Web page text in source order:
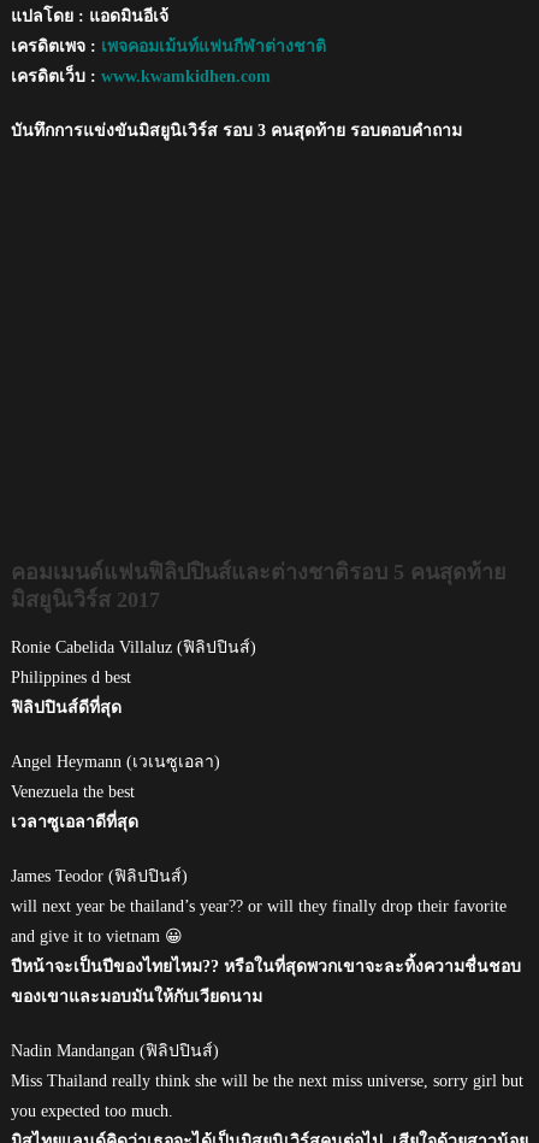
แปลโดย : แอดมินอีเจ้
เครดิตเพจ : เพจคอมเม้นท์แฟนกีฬาต่างชาติ
เครดิตเว็บ : www.kwamkidhen.com
บันทึกการแข่งขันมิสยูนิเวิร์ส รอบ 3 คนสุดท้าย รอบตอบคำถาม
คอมเมนต์แฟนฟิลิปปินส์และต่างชาติรอบ 5 คนสุดท้าย
มิสยูนิเวิร์ส 2017
Ronie Cabelida Villaluz (ฟิลิปปินส์)
Philippines d best
ฟิลิปปินส์ดีที่สุด
Angel Heymann (เวเนซูเอลา)
Venezuela the best
เวลาซูเอลาดีที่สุด
James Teodor (ฟิลิปปินส์)
will next year be thailand’s year?? or will they finally drop their favorite
and give it to vietnam 😀
ปีหน้าจะเป็นปีของไทยไหม?? หรือในที่สุดพวกเขาจะละทิ้งความชื่นชอบ
ของเขาและมอบมันให้กับเวียดนาม
Nadin Mandangan (ฟิลิปปินส์)
Miss Thailand really think she will be the next miss universe, sorry girl but
you expected too much.